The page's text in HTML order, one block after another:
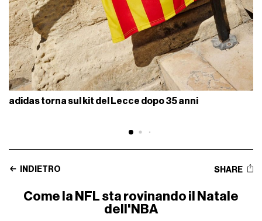
adidas torna sul kit del Lecce dopo 35 anni
INDIETRO SHARE
Come la NFL sta rovinando il Natale
dell'NBA